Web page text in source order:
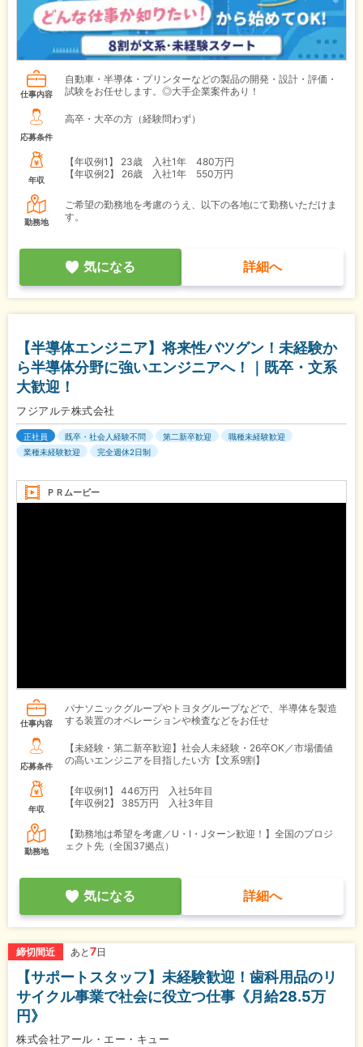
仕事内容
自動車・半導体・プリンターなどの製品の開発・設計・評価・
試験をお任せします。◎大手企業案件あり！
応募条件
高卒・大卒の方（経験問わず）
年収
【年収例1】
23歳 入社1年 480万円
【年収例2】
26歳 入社1年 550万円
勤務地
ご希望の勤務地を考慮のうえ、以下の各地にて勤務いただけま
す。
気になる 詳細へ
【半導体エンジニア】将来性バツグン！未経験か
ら半導体分野に強いエンジニアへ！｜既卒・文系
大歓迎！
フジアルテ株式会社
正社員 既卒・社会人経験不問 第二新卒歓迎
職種未経験歓迎
業種未経験歓迎
完全週休2日制
ＰＲムービー
仕事内容
パナソニックグループやトヨタグループなどで、半導体を製造
する装置のオペレーションや検査などをお任せ
応募条件
【未経験・第二新卒歓迎】社会人未経験・26卒OK／市場価値
の高いエンジニアを目指したい方【文系9割】
年収
【年収例1】
446万円 入社5年目
【年収例2】
385万円 入社3年目
勤務地
【勤務地は希望を考慮／U・I・Jターン歓迎！】全国のプロジ
ェクト先（全国37拠点）
気になる 詳細へ
締切間近 あと 7日
【サポートスタッフ】未経験歓迎！歯科用品のリ
サイクル事業で社会に役立つ仕事《月給28.5万
円》
株式会社アール・エー・キュー